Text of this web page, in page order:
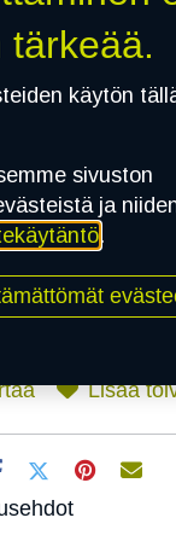
asennuksen,
Lisää
tärkeää.
käytön
sivuston
ja
.